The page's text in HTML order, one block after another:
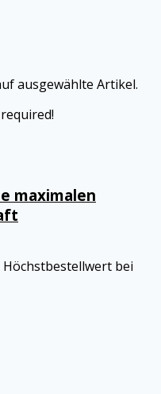
ausgewählte Artikel.
maximalen
bei